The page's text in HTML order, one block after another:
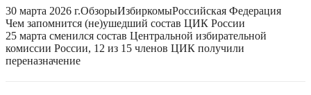
30 марта 2026 г.ОбзорыИзбиркомыРоссийская Федерация
Чем запомнится (не)ушедший состав ЦИК России
25 марта сменился состав Центральной избирательной
комиссии России, 12 из 15 членов ЦИК получили
переназначение